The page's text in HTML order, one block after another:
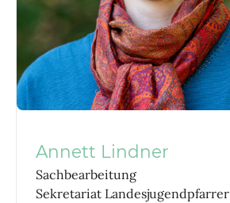
Annett Lindner
Sachbearbeitung
Sekretariat Landesjugendpfarrer